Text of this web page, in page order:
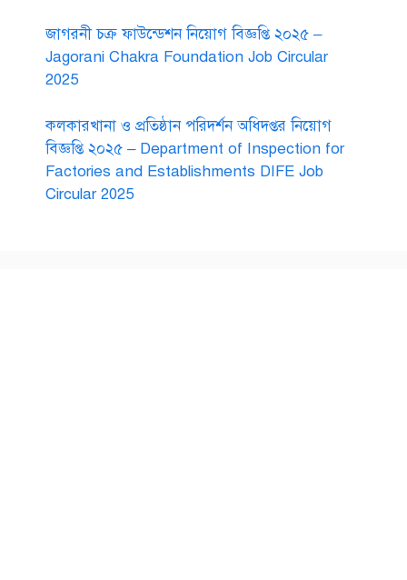
জাগরনী চক্র ফাউন্ডেশন নিয়োগ বিজ্ঞপ্তি ২০২৫ –
Jagorani Chakra Foundation Job Circular
2025
কলকারখানা ও প্রতিষ্ঠান পরিদর্শন অধিদপ্তর নিয়োগ
বিজ্ঞপ্তি ২০২৫ – Department of Inspection for
Factories and Establishments DIFE Job
Circular 2025